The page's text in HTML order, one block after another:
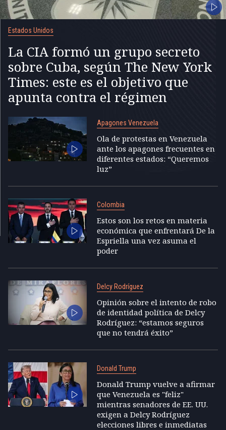
Estados Unidos
La CIA formó un grupo secreto
sobre Cuba, según The New York
Times: este es el objetivo que
apunta contra el régimen
Apagones Venezuela
Ola de protestas en Venezuela
ante los apagones frecuentes en
diferentes estados: “Queremos
luz”
Colombia
Estos son los retos en materia
económica que enfrentará De la
Espriella una vez asuma el
poder
Delcy Rodríguez
Opinión sobre el intento de robo
de identidad política de Delcy
Rodríguez: “estamos seguros
que no tendrá éxito”
Donald Trump
Donald Trump vuelve a afirmar
que Venezuela es "feliz"
mientras senadores de EE. UU.
exigen a Delcy Rodríguez
elecciones libres e inmediatas